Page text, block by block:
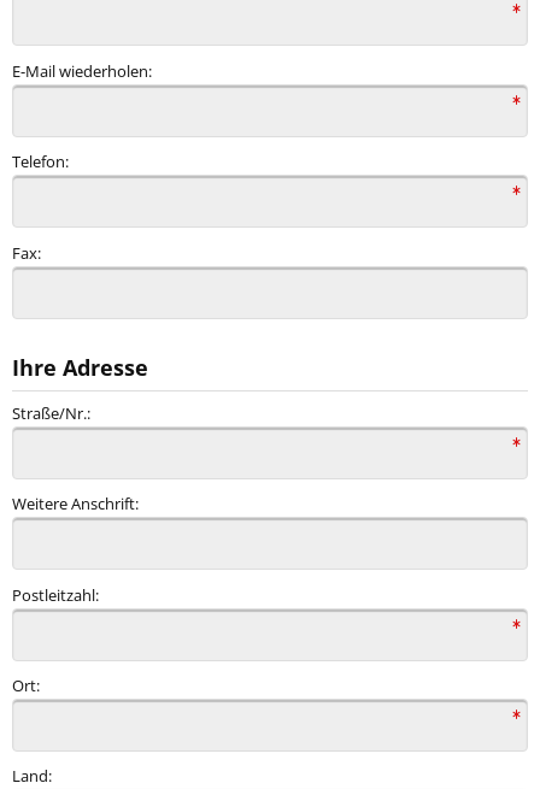
E-Mail wiederholen:
Telefon:
Fax:
Ihre Adresse
Straße/Nr.:
Weitere Anschrift:
Postleitzahl:
Ort:
Land: